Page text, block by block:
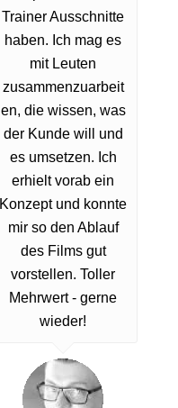
Trainer Ausschnitte
haben. Ich mag es
mit Leuten
zusammenzuarbeit
en, die wissen, was
der Kunde will und
es umsetzen. Ich
erhielt vorab ein
Konzept und konnte
mir so den Ablauf
des Films gut
vorstellen. Toller
Mehrwert - gerne
wieder!